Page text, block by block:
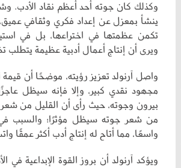
وكذلك كان جوته أحد أعظم نقاد الأدب.
ينشأ بمعزل عن إعداد فكري وثقافي عميق،
تكمن عظمتها في اختراعها، بل في
ويرى أن إنتاج أعمال أدبية عظيمة يتطلب
واصل آرنولد تعزيز رؤيته، موضحًا أن قيمة
مجهود نقدي كبير، وإلا فإنه سيظل
بيرون وجوته، حيث رأى أن القليل من شعر
من شعر جوته سيظل مؤثرًا؛ والسبب في
واسعًا، مما أتاح له إنتاج أدب أكثر عمقًا
ويؤكد آرنولد أن بروز القوة الإبداعية في